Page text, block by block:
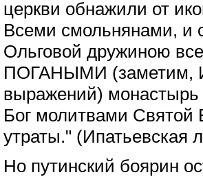
церкви обнажили от
Всеми смольнянами, и
Ольговой дружиною
ПОГАНЫМИ (заметим,
выражений) монастырь
Бог молитвами Святой
утраты." (Ипатьевская
Но путинский боярин